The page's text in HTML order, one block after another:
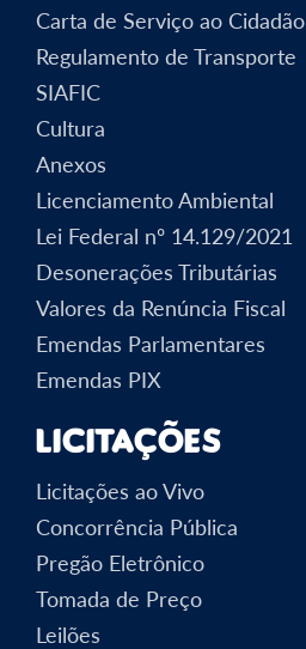
Carta de Serviço ao Cidadão
Regulamento de Transporte
SIAFIC
Cultura
Anexos
Licenciamento Ambiental
Lei Federal nº 14.129/2021
Desonerações Tributárias
Valores da Renúncia Fiscal
Emendas Parlamentares
Emendas PIX
Licitações
Licitações ao Vivo
Concorrência Pública
Pregão Eletrônico
Tomada de Preço
Leilões